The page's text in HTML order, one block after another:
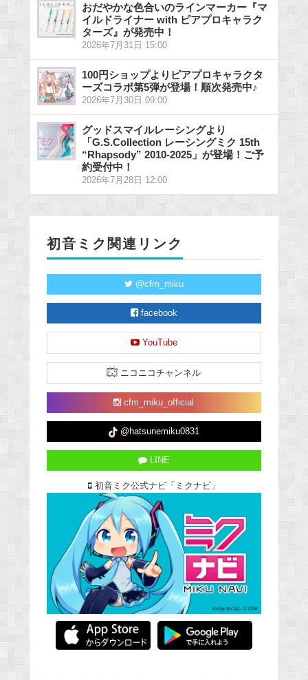
おだやかな色合いのラインマーカー『マ
イルドライナー with ピアプロキャラク
ターズ』が発売中！
2026年7月31日 15:00
100円ショップよりピアプロキャラクタ
ーズコラボ第5弾が登場！順次発売中♪
2026年7月30日 09:00
グッドスマイルレーシングより
「G.S.Collection レーシングミク 15th
“Rhapsody” 2010-2025」が登場！ご予
約受付中！
2026年7月28日 12:00
初音ミク関連リンク
@cfm_miku
facebook
YouTube
ニコニコチャンネル
cfm_miku_official
@hatsunemiku0831
LINE
初音ミク公式ナビ「ミクナビ」